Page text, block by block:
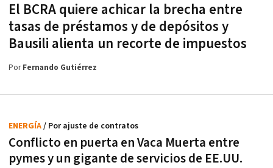
El BCRA quiere achicar la brecha entre
tasas de préstamos y de depósitos y
Bausili alienta un recorte de impuestos
PorFernando Gutiérrez
Conflicto en puerta en Vaca Muerta entre
pymes y un gigante de servicios de EE.UU.
ENERGÍA/ Por ajuste de contratos